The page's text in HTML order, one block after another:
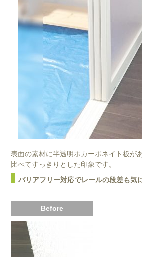
表面の素材に半透明ポカーボネイト板が
比べてすっきりとした印象です。
バリアフリー対応でレールの段差も気
Before